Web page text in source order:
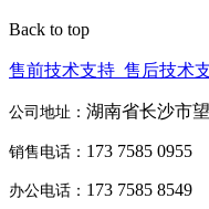
Back to top
售前技术支持 售后技术
公司地址： 湖南省长沙市
销售电话： 173 7585 0955
办公电话： 173 7585 8549